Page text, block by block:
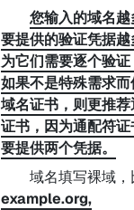
您输入的域名
要提供的验证凭据
为它们需要逐个验
如果不是特殊需求
域名证书，则更推
证书，因为通配符
要提供两个凭据。
域名填写裸域，
example.org,